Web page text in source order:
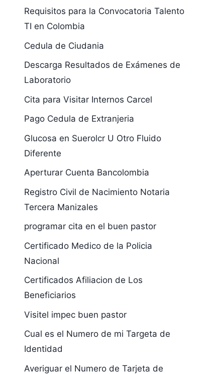
Requisitos para la Convocatoria Talento
TI en Colombia
Cedula de Ciudania
Descarga Resultados de Exámenes de
Laboratorio
Cita para Visitar Internos Carcel
Pago Cedula de Extranjeria
Glucosa en Suerolcr U Otro Fluido
Diferente
Aperturar Cuenta Bancolombia
Registro Civil de Nacimiento Notaria
Tercera Manizales
programar cita en el buen pastor
Certificado Medico de la Policia
Nacional
Certificados Afiliacion de Los
Beneficiarios
Visitel impec buen pastor
Cual es el Numero de mi Targeta de
Identidad
Averiguar el Numero de Tarjeta de